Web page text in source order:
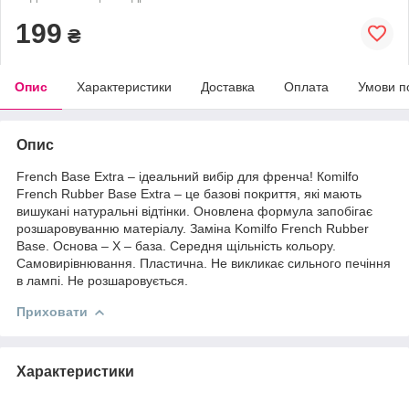
199 ₴
Опис Характеристики Доставка Оплата Умови
Опис
French Base Extra – ідеальний вибір для френча! Кomilfo
French Rubber Base Extra – це базові покриття, які мають
вишукані натуральні відтінки. Оновлена формула запобігає
розшаровуванню матеріалу. Заміна Komilfo French Rubber
Base. Основа – Х – база. Середня щільність кольору.
Самовирівнювання. Пластична. Не викликає сильного печіння
в лампі. Не розшаровується.
Приховати
Характеристики